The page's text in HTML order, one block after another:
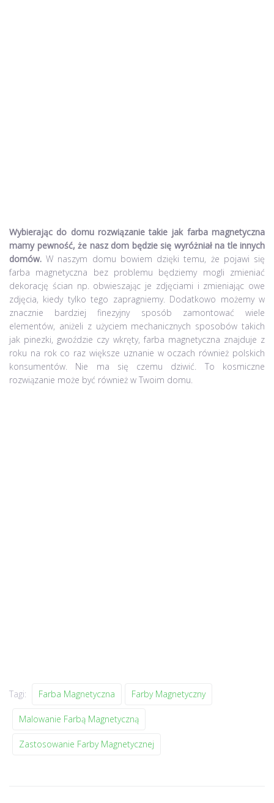
Wybierając do domu rozwiązanie takie jak farba magnetyczna
mamy pewność, że nasz dom będzie się wyróżniał na tle innych
domów. W naszym domu bowiem dzięki temu, że pojawi się
farba magnetyczna bez problemu będziemy mogli zmieniać
dekorację ścian np. obwieszając je zdjęciami i zmieniając owe
zdjęcia, kiedy tylko tego zapragniemy. Dodatkowo możemy w
znacznie bardziej finezyjny sposób zamontować wiele
elementów, aniżeli z użyciem mechanicznych sposobów takich
jak pinezki, gwoździe czy wkręty, farba magnetyczna znajduje z
roku na rok co raz większe uznanie w oczach również polskich
konsumentów. Nie ma się czemu dziwić. To kosmiczne
rozwiązanie może być również w Twoim domu.
Tagi: Farba Magnetyczna Farby Magnetyczny
Malowanie Farbą Magnetyczną
Zastosowanie Farby Magnetycznej